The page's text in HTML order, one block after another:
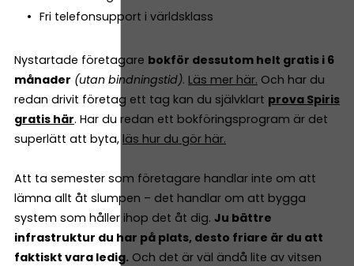
Fri telefonsupport i världsklass
Nystartade företagare bokför dessutom helt gratis i 6
månader (utan bindningstid). Läs mer här. Och har du
redan drivit företag ett tag kan du självklart prova Spiris
gratis här. Har du redan ett bokföringsprogram är det
superlätt att byta, läs hur du gör här.
Att ta semester som företagare handlar inte om att
lämna allt åt slumpen – det handlar om att bygga
system som håller ihop det åt dig. Ju bättre
infrastruktur du har på plats, desto friare är du att
faktiskt vara ledig. Och det är väl ändå lite av vitsen